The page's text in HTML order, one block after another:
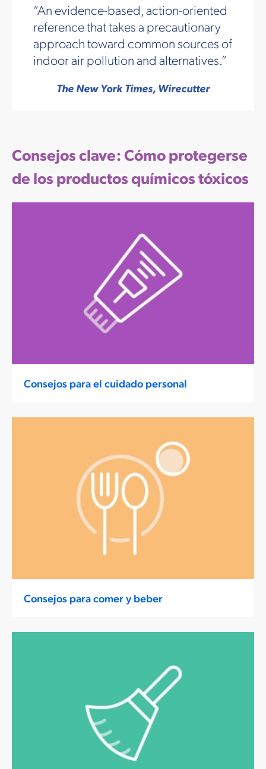
An evidence-based, action-oriented
reference that takes a precautionary
approach toward common sources of
indoor air pollution and alternatives.
The New York Times, Wirecutter
Consejos clave: Cómo protegerse
de los productos químicos tóxicos
Consejos para el cuidado personal
Consejos para comer y beber